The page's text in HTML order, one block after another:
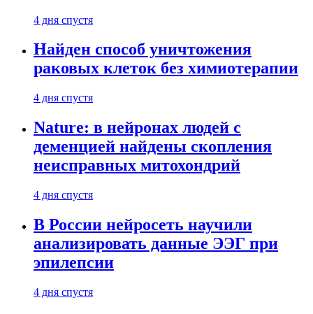
4 дня спустя
Найден способ уничтожения
раковых клеток без химиотерапии
4 дня спустя
Nature: в нейронах людей с
деменцией найдены скопления
неисправных митохондрий
4 дня спустя
В России нейросеть научили
анализировать данные ЭЭГ при
эпилепсии
4 дня спустя